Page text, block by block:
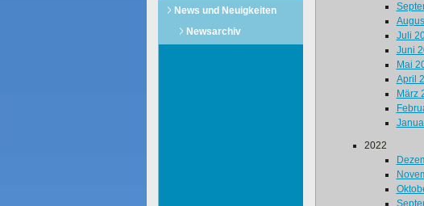
News und Neuigkeiten
Newsarchiv
Juli
Juni
Mai
April
März
2022